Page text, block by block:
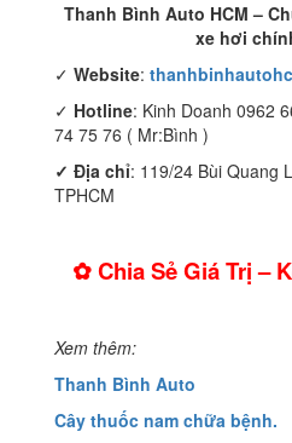
Thanh Bình Auto HCM –
xe hơi
✓ Website:
✓ Hotline: Kinh Doanh 0962
74 75 76 ( Mr:Bình )
✓ Địa chỉ: 119/24 Bùi Quang
TPHCM
✿ Chia Sẻ Giá Trị –
Xem thêm:
Thanh Bình Auto
Cây thuốc nam chữa bệnh.